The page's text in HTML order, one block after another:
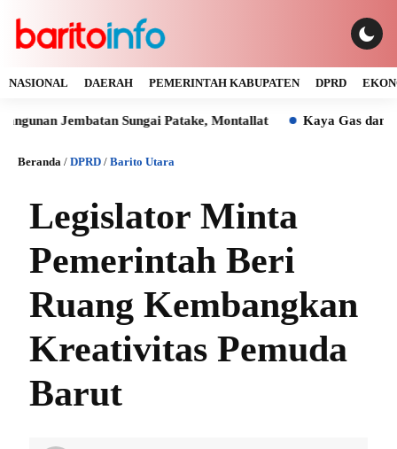
NASIONAL DAERAH PEMERINTAH KABUPATEN DPRD
Jembatan Sungai Patake, Montallat Kaya Gas dan Batu
Beranda / DPRD / Barito Utara
Legislator Minta
Pemerintah Beri
Ruang Kembangkan
Kreativitas Pemuda
Barut